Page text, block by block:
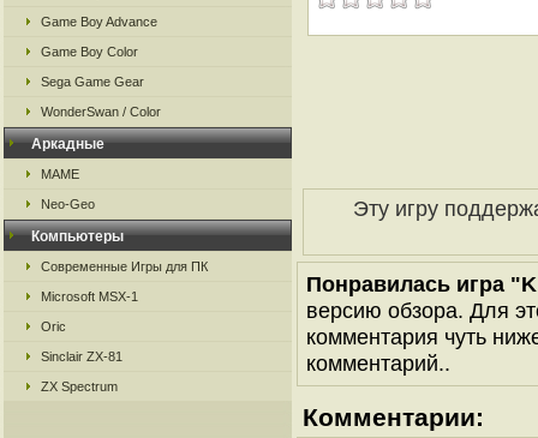
Game Boy Advance
Game Boy Color
Sega Game Gear
WonderSwan / Color
Аркадные
MAME
Neo-Geo
Компьютеры
Современные Игры для ПК
Microsoft MSX-1
Oric
Sinclair ZX-81
ZX Spectrum
Эту игру
Понравилась игра
версию обзора. Для
комментария чуть
комментарий..
Комментарии: